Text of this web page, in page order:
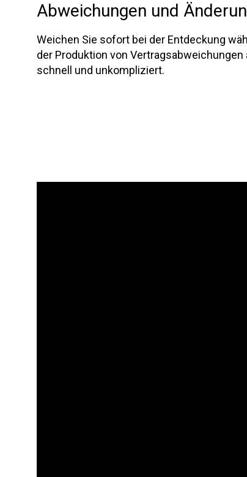
Abweichungen und
Weichen Sie sofort bei der Entdeckung
der Produktion von Vertragsabweichungen
schnell und unkompliziert.